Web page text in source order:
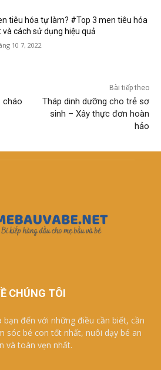
tiêu hóa tự làm? #Top 3 men tiêu hóa
và cách sử dụng hiệu quả
10 7, 2022
cháo
Bài tiếp theo
Tháp dinh dưỡng cho trẻ sơ
sinh – Xây thực đơn hoàn
hảo
CHÚNG TÔI
bạn đến với những điều cần biết, cần
sóc bé con tốt nhất, nuôi dạy bé an
và toàn vẹn nhất.